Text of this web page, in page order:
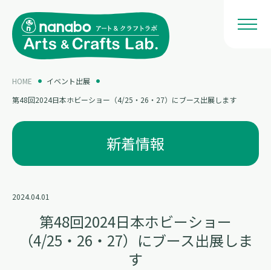
HOME
イベント出展
第48回2024日本ホビーショー（4/25・26・27）にブース出展します
新着情報
2024.04.01
第48回2024日本ホビーショー
（4/25・26・27）にブース出展しま
す